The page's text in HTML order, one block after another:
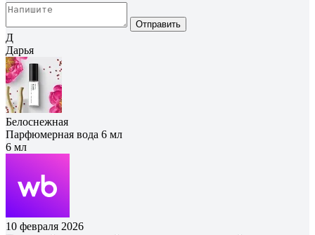
Отправить
Д
Дарья
Белоснежная
Парфюмерная вода 6 мл
6 мл
10 февраля 2026